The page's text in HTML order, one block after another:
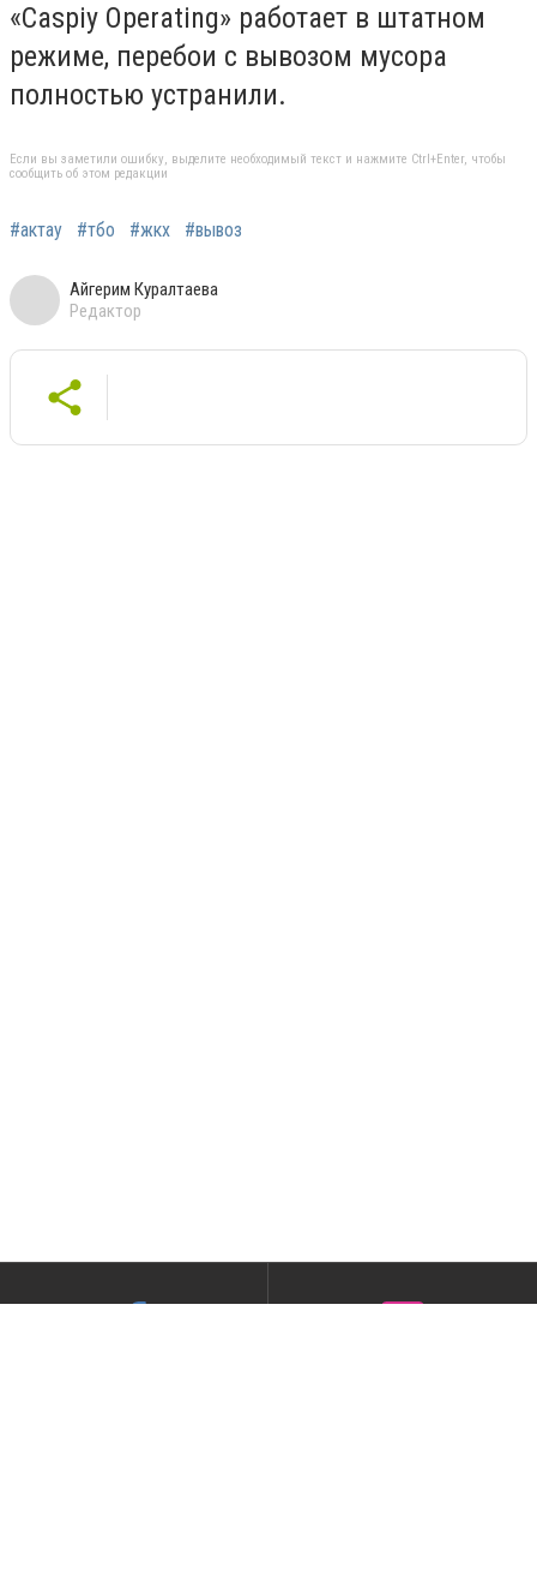
«Caspiy Operating» работает в штатном
режиме, перебои с вывозом мусора
полностью устранили.
Если вы заметили ошибку, выделите необходимый текст и нажмите Ctrl+Enter, чтобы
сообщить об этом редакции
#актау #тбо #жкх #вывоз
Айгерим Куралтаева
Редактор